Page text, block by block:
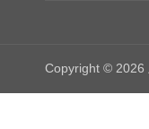
Copyright © 2026